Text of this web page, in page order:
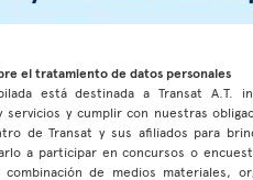
el tratamiento de datos personales
está destinada a Transat A.T.
y cumplir con nuestras
de Transat y sus afiliados para
a participar en concursos o
de medios materiales,